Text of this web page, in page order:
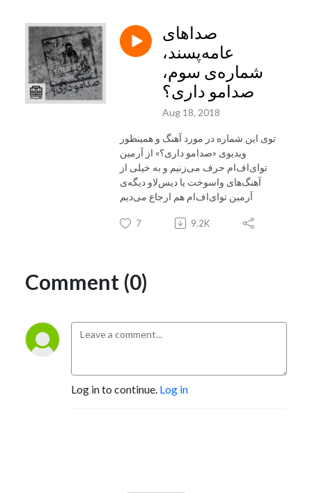
صداهای
عامه‌پسند،
شماره‌ی سوم،
صدامو داری؟
Aug 18, 2018
توی این شماره در مورد آهنگ و همینطور
ویدیوی «صدامو داری؟» از آرمین
توای‌اف‌ام حرف می‌زنیم و به خیلی از
آهنگ‌های واسوخت یا دیس‌لاو دیگه‌ی
آرمین توای‌اف‌ام هم ارجاع می‌دیم
7 9.2K
Comment (0)
Log in to continue. Log in